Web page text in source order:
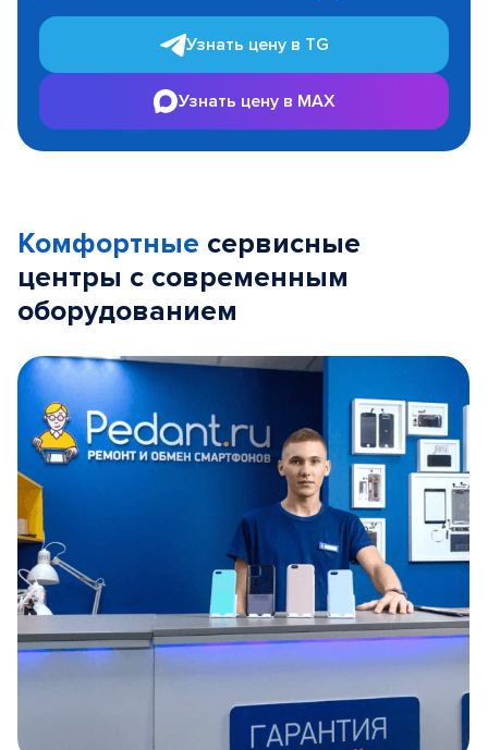
Узнать цену в TG
Узнать цену в MAX
Комфортные сервисные
центры с современным
оборудованием